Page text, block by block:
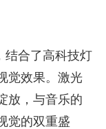
结合了高科技灯
觉效果。激光
放，与音乐的
觉的双重盛